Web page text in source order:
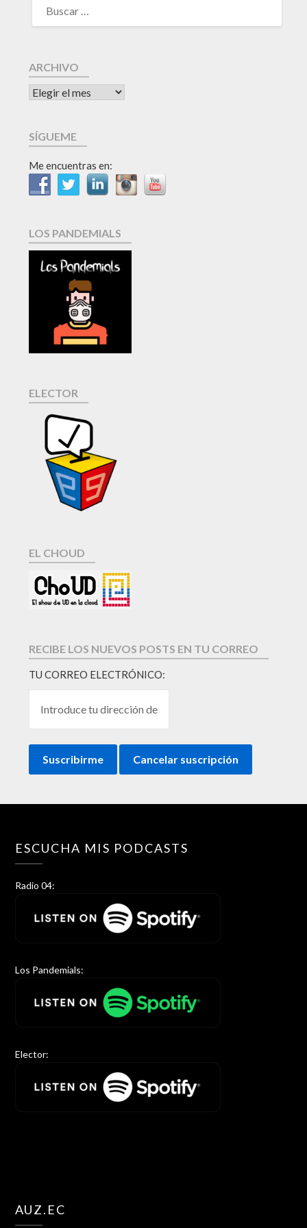
ARCHIVO
SÍGUEME
Me encuentras en:
LOS PANDEMIALS
ELECTOR
EL CHOUD
RECIBE LOS NUEVOS POSTS EN TU CORREO
TU CORREO ELECTRÓNICO:
ESCUCHA MIS PODCASTS
Radio 04:
Los Pandemials:
Elector:
AUZ.EC